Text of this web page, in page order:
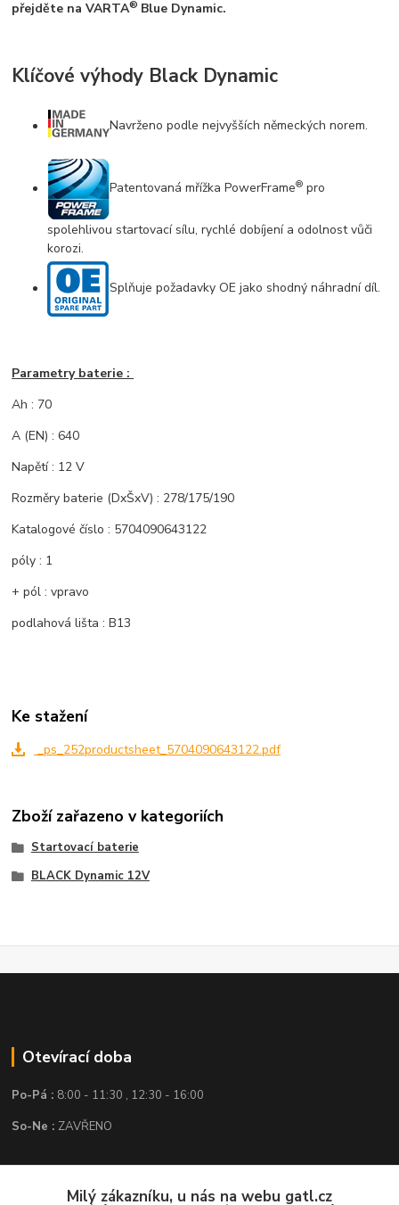
přejděte na VARTA® Blue Dynamic.
Klíčové výhody Black Dynamic
Navrženo podle nejvyšších německých norem.
Patentovaná mřížka PowerFrame® pro
spolehlivou startovací sílu, rychlé dobíjení a odolnost vůči
korozi.
Splňuje požadavky OE jako shodný náhradní díl.
Parametry baterie :
Ah : 70
A (EN) : 640
Napětí : 12 V
Rozměry baterie (DxŠxV) : 278/175/190
Katalogové číslo : 5704090643122
póly : 1
+ pól : vpravo
podlahová lišta : B13
Ke stažení
_ps_252productsheet_5704090643122.pdf
Zboží zařazeno v kategoriích
Startovací baterie
BLACK Dynamic 12V
Otevírací doba
Po-Pá : 8:00 - 11:30 , 12:30 - 16:00
So-Ne : ZAVŘENO
KontaktMilý zákazníku, u nás na webu gatl.cz